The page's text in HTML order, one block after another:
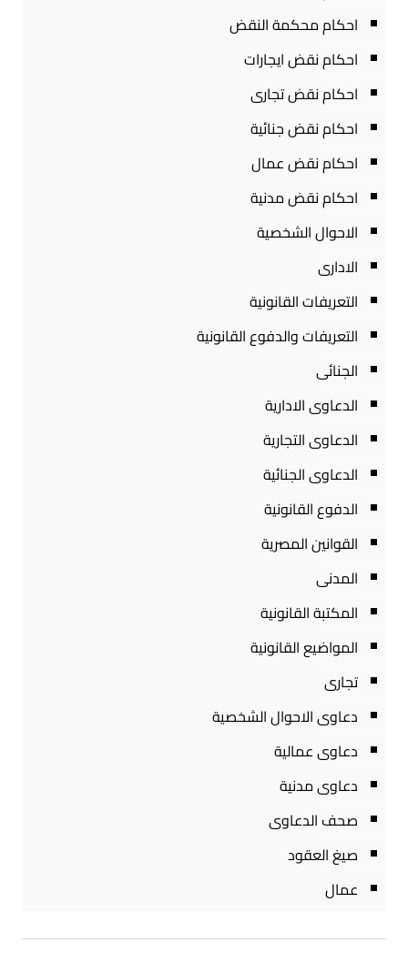
احكام محكمة النقض
احكام نقض ايجارات
احكام نقض تجارى
احكام نقض جنائية
احكام نقض عمال
احكام نقض مدنية
الاحوال الشخصية
الادارى
التعريفات القانونية
التعريفات والدفوع القانونية
الجنائى
الدعاوى الادارية
الدعاوى التجارية
الدعاوى الجنائية
الدفوع القانونية
القوانين المصرية
المدنى
المكتبة القانونية
المواضيع القانونية
تجارى
دعاوى الاحوال الشخصية
دعاوى عمالية
دعاوى مدنية
صحف الدعاوى
صيغ العقود
عمال